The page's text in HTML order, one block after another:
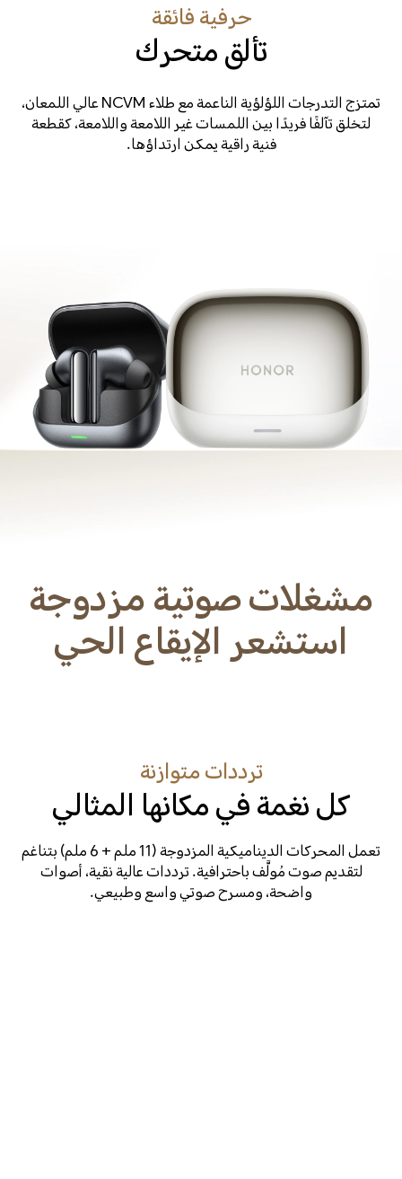
حرفية فائقة
تألق متحرك
تمتزج التدرجات اللؤلؤية الناعمة مع طلاء NCVM عالي اللمعان،
لتخلق تآلفًا فريدًا بين اللمسات غير اللامعة واللامعة، كقطعة
فنية راقية يمكن ارتداؤها.
مشغلات صوتية مزدوجة
استشعر الإيقاع الحي
ترددات متوازنة
كل نغمة في مكانها المثالي
تعمل المحركات الديناميكية المزدوجة (11 ملم + 6 ملم) بتناغم
لتقديم صوت مُولَّف باحترافية. ترددات عالية نقية، أصوات
واضحة، ومسرح صوتي واسع وطبيعي.